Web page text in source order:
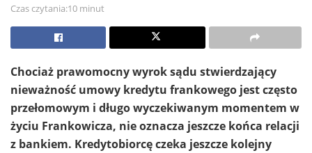
Czas czytania:10 minut
Chociaż prawomocny wyrok sądu stwierdzający
nieważność umowy kredytu frankowego jest często
przełomowym i długo wyczekiwanym momentem w
życiu Frankowicza, nie oznacza jeszcze końca relacji
z bankiem. Kredytobiorcę czeka jeszcze kolejny